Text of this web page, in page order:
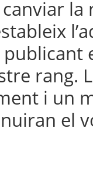
rang.
i un
el